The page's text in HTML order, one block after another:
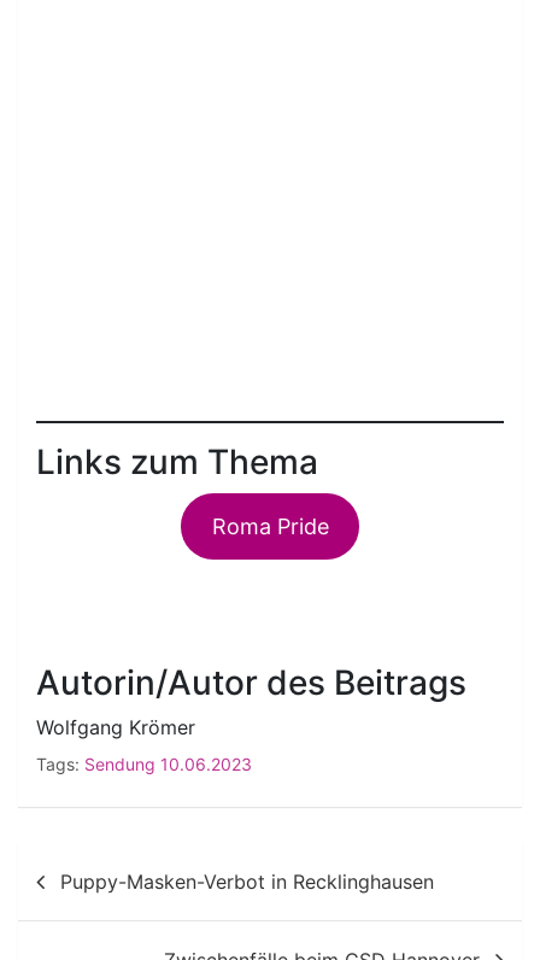
Links zum Thema
Roma Pride
Autorin/Autor des Beitrags
Wolfgang Krömer
Tags: Sendung 10.06.2023
Beitragsnavigation
Puppy-Masken-Verbot in Recklinghausen